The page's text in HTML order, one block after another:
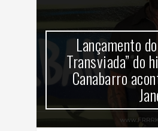
Lançamento
Transviada” do
Canabarro